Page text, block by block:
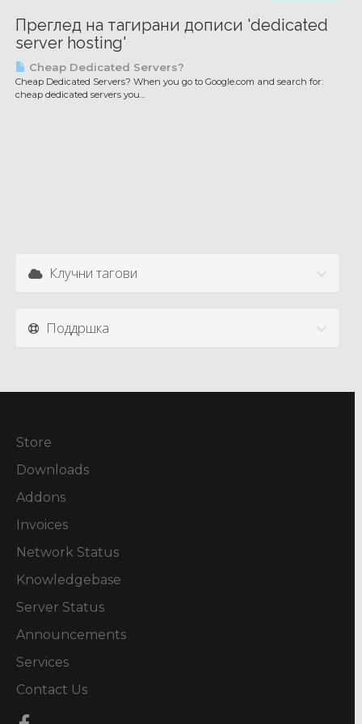
Преглед на тагирани дописи 'dedicated
server hosting'
Cheap Dedicated Servers?
Cheap Dedicated Servers? When you go to Google.com and search for:
cheap dedicated servers you...
Клучни тагови
Поддршка
Store
Downloads
Addons
Invoices
Network Status
Knowledgebase
Server Status
Announcements
Services
Contact Us